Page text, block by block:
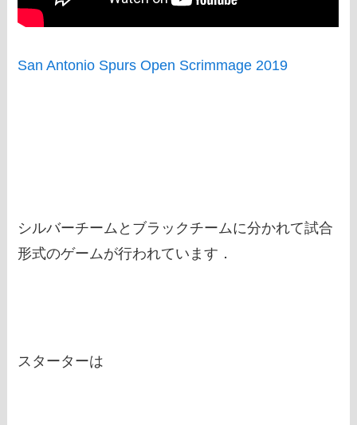
San Antonio Spurs Open Scrimmage 2019
シルバーチームとブラックチームに分かれて試合
形式のゲームが行われています．
スターターは